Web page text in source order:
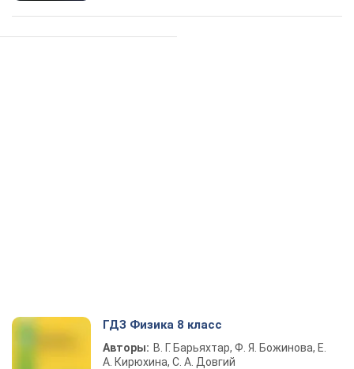
ГДЗ Физика 8 класс
Авторы: В. Г. Барьяхтар, Ф. Я. Божинова, Е.
А. Кирюхина, С. А. Довгий